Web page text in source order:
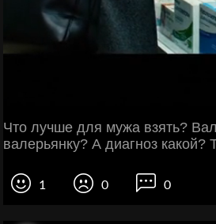
Что лучше для мужа взять?
валерьянку? А диагноз какой?
1 0 0